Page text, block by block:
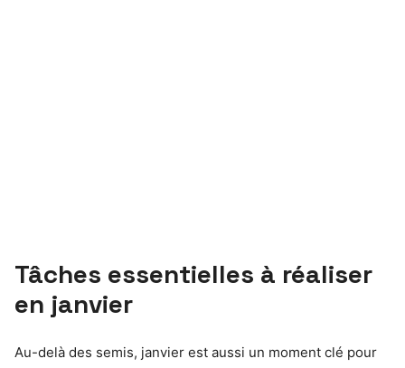
Tâches essentielles à réaliser
en janvier
Au-delà des semis, janvier est aussi un moment clé pour